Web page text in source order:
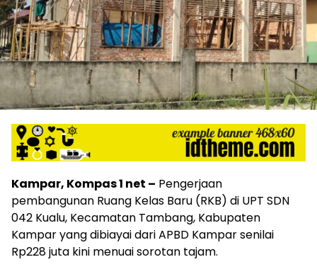
Kampar, Kompas 1 net – Pengerjaan
pembangunan Ruang Kelas Baru (RKB) di UPT SDN
042 Kualu, Kecamatan Tambang, Kabupaten
Kampar yang dibiayai dari APBD Kampar senilai
Rp228 juta kini menuai sorotan tajam.